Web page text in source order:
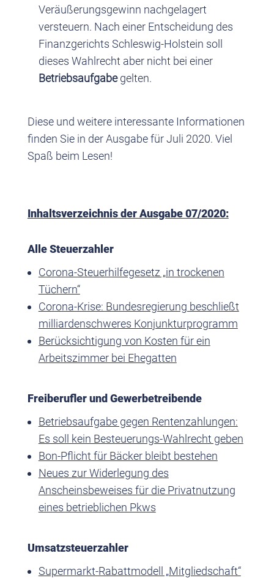
Veräußerungsgewinn nachgelagert
versteuern. Nach einer Entscheidung des
Finanzgerichts Schleswig-Holstein soll
dieses Wahlrecht aber nicht bei einer
Betriebsaufgabegelten.
Diese und weitere interessante Informationen
finden Sie in der Ausgabe für Juli 2020. Viel
Spaß beim Lesen!
Inhaltsverzeichnis der Ausgabe 07/2020:
Alle Steuerzahler
Corona-Steuerhilfegesetz „in trockenen
Tüchern“
Corona-Krise: Bundesregierung beschließt
milliardenschweres Konjunkturprogramm
Berücksichtigung von Kosten für ein
Arbeitszimmer bei Ehegatten
Freiberufler und Gewerbetreibende
Betriebsaufgabe gegen Rentenzahlungen:
Es soll kein Besteuerungs-Wahlrecht geben
Bon-Pflicht für Bäcker bleibt bestehen
Neues zur Widerlegung des
Anscheinsbeweises für die Privatnutzung
eines betrieblichen Pkws
Umsatzsteuerzahler
Supermarkt-Rabattmodell „Mitgliedschaft“